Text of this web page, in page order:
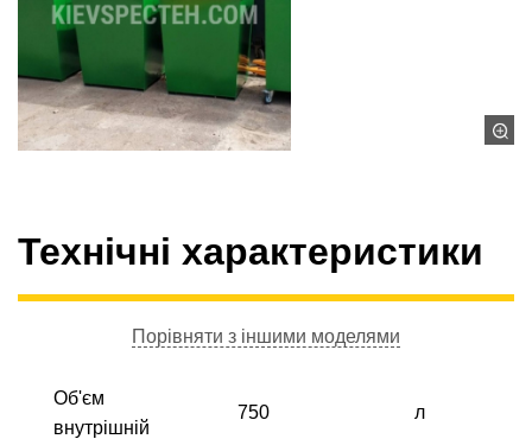
Технічні характеристики
Порівняти з іншими моделями
Об'єм
внутрішній
750 л